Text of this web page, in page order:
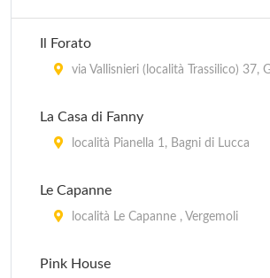
Il Forato
via Vallisnieri (località Trassilico) 37,
La Casa di Fanny
località Pianella 1, Bagni di Lucca
Le Capanne
località Le Capanne , Vergemoli
Pink House